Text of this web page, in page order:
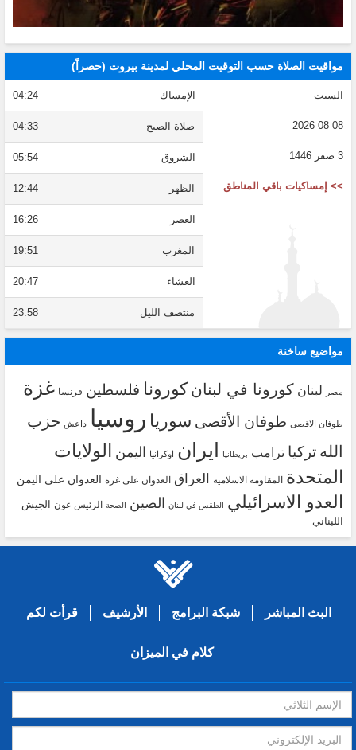
مواقيت الصلاة حسب التوقيت المحلي لمدينة بيروت (حصراً)
السبت
08 08 2026
3 صفر 1446
>> إمساكيات باقي المناطق
الإمساك 04:24
صلاة الصبح 04:33
الشروق 05:54
الظهر 12:44
العصر 16:26
المغرب 19:51
العشاء 20:47
منتصف الليل 23:58
مواضيع ساخنة
مصر لبنان كورونا في لبنانكورونا فلسطين فرنسا غزة
طوفان الاقصى طوفان الأقصى سوريا روسيا داعش حزب
الله تركيا ترامب بريطانيا ايران اوكرانيا اليمن الولايات
المتحدة المقاومة الاسلامية العراق العدوان على غزة العدوان على اليمن
العدو الاسرائيلي الطقس في لبنان الصين الصحة الرئيس عون الجيش
اللبناني
البث المباشر شبكة البرامج الأرشيف قرأت لكم
كلام في الميزان